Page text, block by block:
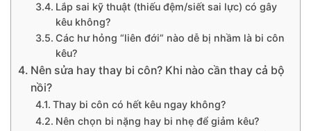
Lắp sai kỹ thuật (thiếu đệm/siết sai lực) có gây
kêu không?
Các hư hỏng “liên đới” nào dễ bị nhầm là bi côn
kêu?
Nên sửa hay thay bi côn? Khi nào cần thay cả bộ
nồi?
Thay bi côn có hết kêu ngay không?
Nên chọn bi nặng hay bi nhẹ để giảm kêu?